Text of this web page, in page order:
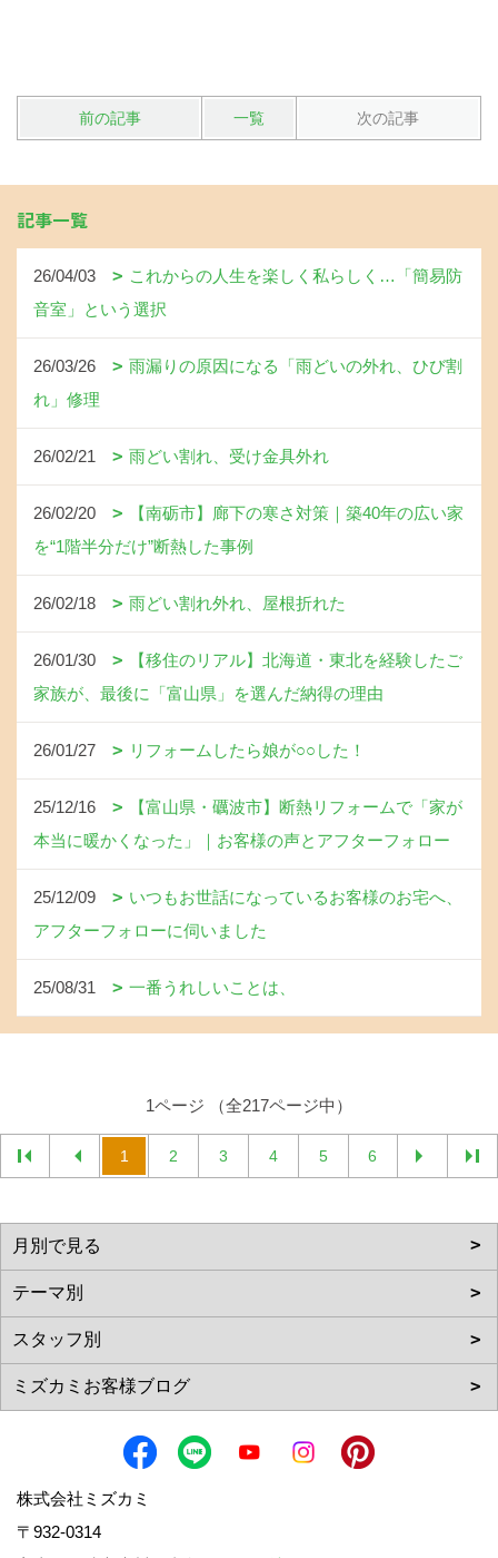
前の記事 一覧 次の記事
記事一覧
26/04/03
これからの人生を楽しく私らしく…「簡易防
音室」という選択
26/03/26
雨漏りの原因になる「雨どいの外れ、ひび割
れ」修理
26/02/21 雨どい割れ、受け金具外れ
26/02/20
【南砺市】廊下の寒さ対策｜築40年の広い家
を“1階半分だけ”断熱した事例
26/02/18 雨どい割れ外れ、屋根折れた
26/01/30
【移住のリアル】北海道・東北を経験したご
家族が、最後に「富山県」を選んだ納得の理由
26/01/27 リフォームしたら娘が○○した！
25/12/16
【富山県・礪波市】断熱リフォームで「家が
本当に暖かくなった」｜お客様の声とアフターフォロー
25/12/09
いつもお世話になっているお客様のお宅へ、
アフターフォローに伺いました
25/08/31 一番うれしいことは、
1ページ （全217ページ中）
1 2 3 4 5 6
株式会社ミズカミ
〒932-0314